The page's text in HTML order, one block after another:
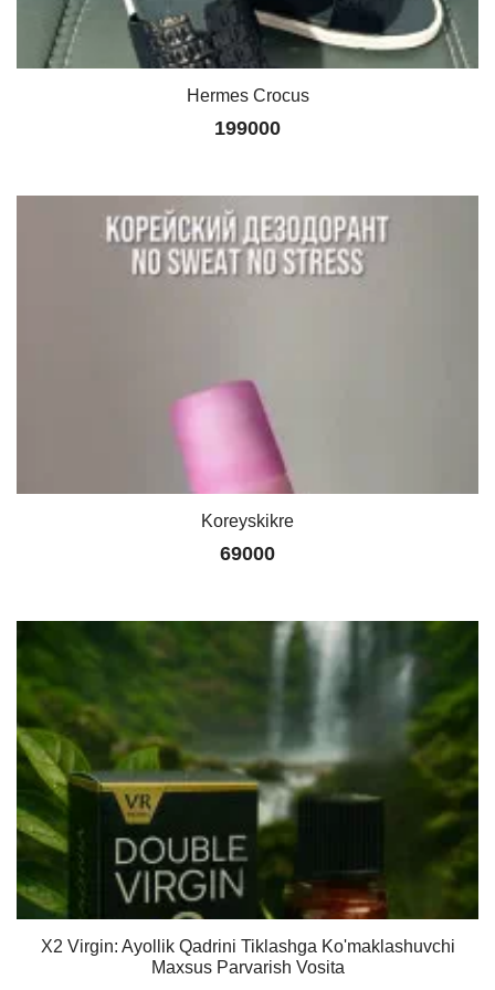
Hermes Crocus
199000
Koreyskikre
69000
X2 Virgin: Ayollik Qadrini Tiklashga Ko'maklashuvchi
Maxsus Parvarish Vosita